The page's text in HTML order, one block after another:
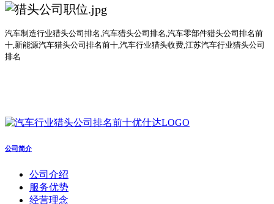
汽车制造行业猎头公司 排名,汽车猎头公司排名,汽车零部件猎头公司排名前
十,新能源汽车猎头公司排名前十,汽车行业猎头收费,江苏汽车行业猎头公司
排名
公司简介
公司介绍
服务优势
经营理念